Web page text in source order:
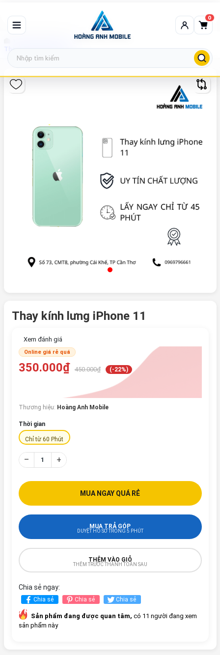
0
Thay kính lưng iPhone 11
Thay kính lưng iPhone 11
Xem đánh giá
Online giá rẻ quá
350.000₫ 450.000₫ (-22%)
Thương hiệu: Hoàng Anh Mobile
Thời gian
Chỉ từ 60 Phút
– +
MUA NGAY QUÁ RẺ
MUA TRẢ GÓP
DUYỆT HỒ SƠ TRONG 5 PHÚT
THÊM VÀO GIỎ
THÊM TRƯỚC THANH TOÁN SAU
Chia sẻ ngay:
Chia sẻ Chia sẻ Chia sẻ
Sản phẩm đang được quan tâm, có 11 người đang xem
sản phẩm này